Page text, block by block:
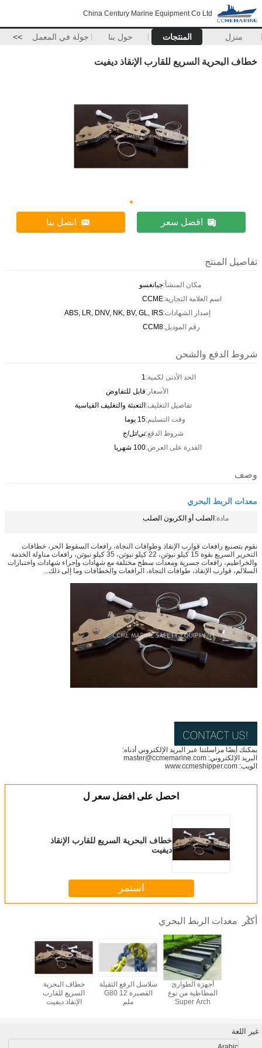
China Century Marine Equipment Co Ltd
منزل المنتجات حول بنا جولة في المعمل >>
خطاف البحرية السريع للقارب الإنقاذ ديفيت
افضل سعر اتصل بنا
تفاصيل المنتج
مكان المنشأ:جيانغسو
اسم العلامة التجارية:CCME
إصدار الشهادات:ABS, LR, DNV, NK, BV, GL, IRS
رقم الموديل:CCM8
شروط الدفع والشحن
الحد الأدنى لكمية:1
الأسعار:قابل للتفاوض
تفاصيل التغليف:التعبئة والتغليف القياسية
وقت التسليم:15 يوما
شروط الدفع:تي/تل/ج
القدرة على العرض:100 شهريا
وصف
معدات الربط البحري
مادة:الصلب أو الكربون الصلب
نقوم بتصنيع رافعات قوارب الإنقاذ وطوافات النجاة، رافعات السقوط الحر، خطافات
التحرير السريع بقوة 15 كيلو نيوتن، 22 كيلو نيوتن، 35 كيلو نيوتن، رافعات مناولة الخدمة
والخراطيم، رافعات جسرية ومعدات سطح مختلفة مع شهادات وإجراء شهادات واختبارات
السلالم، قوارب الإنقاذ، طوافات النجاة، الرافعات والخطافات وما إلى ذلك...
يمكنك أيضًا مراسلتنا عبر البريد الإلكتروني أدناه:
البريد الإلكتروني: master@ccmemarine.com
الويب: www.ccmeshipper.com
احصل على افضل سعر ل
خطاف البحرية السريع للقارب الإنقاذ
ديفيت
استمر
أكثر معدات الربط البحري
خطاف البحرية
السريع للقارب
الإنقاذ ديفيت
سلاسل الرفع الثقيلة
القصيرة G80 12
ملم
أجهزة الطوارئ
المطاطية من نوع
Super Arch
غير اللغة